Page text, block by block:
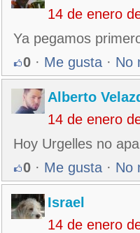
14 de enero
Ya pegamos
0 · Me gusta · No
Alberto
14 de enero
Hoy Urgelles no
0 · Me gusta · No
Israel
14 de enero